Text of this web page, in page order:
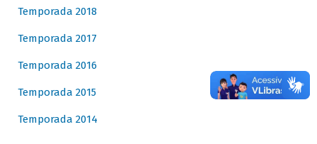
Temporada 2018
Temporada 2017
Temporada 2016
Temporada 2015
Temporada 2014